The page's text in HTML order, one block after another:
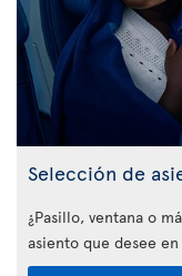
Selección de
¿Pasillo, ventana o
asiento que desee en